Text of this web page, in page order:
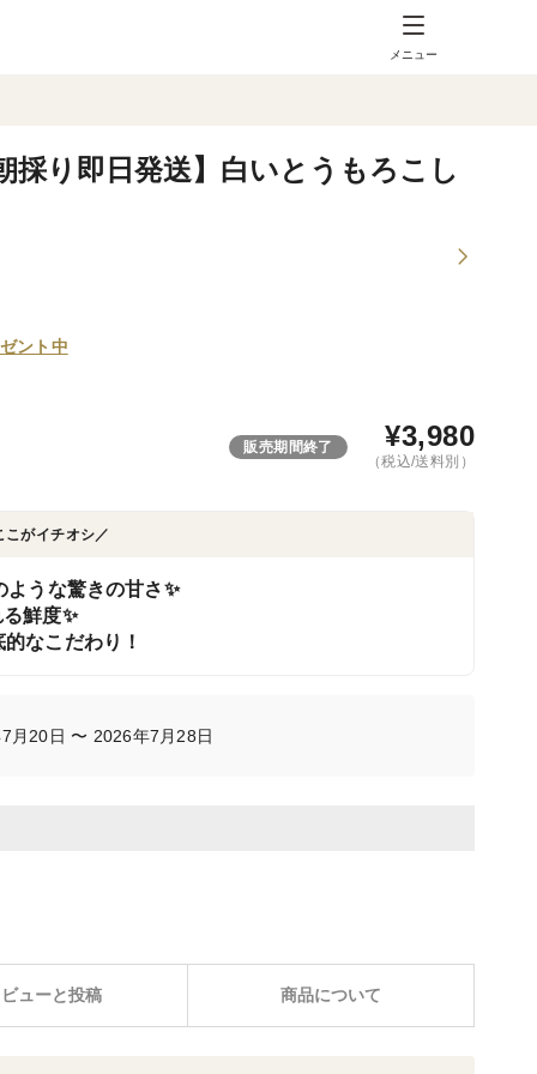
メニュー
り即日発送】白いとうもろこし
ント中
販売期間終了 ¥3,980
（税込/送料別）
こがイチオシ／
うな驚きの甘さ✨
鮮度✨
なこだわり！
月20日 〜 2026年7月28日
ビューと投稿 商品について